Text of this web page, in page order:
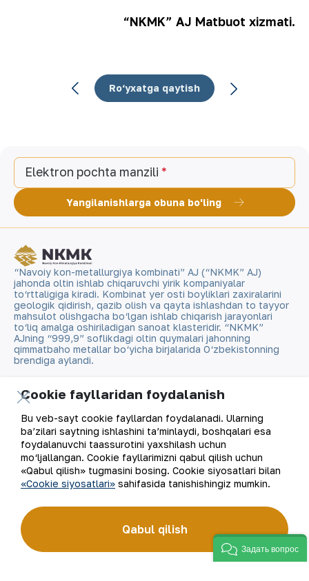
“NKMK” AJ Matbuot xizmati.
Ro‘yxatga qaytish
Elektron pochta manzili
Yangilanishlarga obuna bo'ling
“Navoiy kon-metallurgiya kombinati” AJ (“NKMK” AJ)
jahonda oltin ishlab chiqaruvchi yirik kompaniyalar
to‘rttaligiga kiradi. Kombinat yer osti boyliklari zaxiralarini
geologik qidirish, qazib olish va qayta ishlashdan to tayyor
mahsulot olishgacha bo‘lgan ishlab chiqarish jarayonlari
to‘liq amalga oshiriladigan sanoat klasteridir. “NKMK”
AJning “999,9” soflikdagi oltin quymalari jahonning
qimmatbaho metallar bo‘yicha birjalarida O‘zbekistonning
brendiga aylandi.
Kompaniya haqida
Bizning faoliyatimiz
Barqaror rivojlanish
Investorlarga
Matbout xizmati
Karyera
Aloqalar
Sayt xaritasi
Foydalanish shartlari
Cookie fayllaridan
foydalanish
Ochiq ma'lumotlar
Cookie fayllaridan foydalanish
Bu veb-sayt cookie fayllardan foydalanadi. Ularning
ba’zilari saytning ishlashini ta’minlaydi, boshqalari esa
foydalanuvchi taassurotini yaxshilash uchun
mo‘ljallangan. Cookie fayllarimizni qabul qilish uchun
«Qabul qilish» tugmasini bosing. Cookie siyosatlari bilan
«Cookie siyosatlari» sahifasida tanishishingiz mumkin.
Qabul qilish
Задать вопрос